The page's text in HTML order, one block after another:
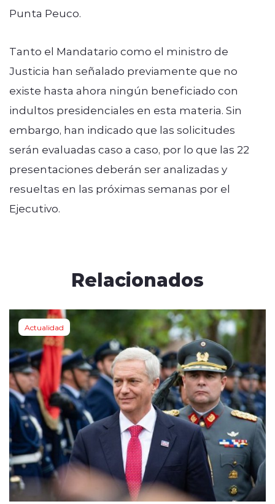
Punta Peuco.
Tanto el Mandatario como el ministro de
Justicia han señalado previamente que no
existe hasta ahora ningún beneficiado con
indultos presidenciales en esta materia. Sin
embargo, han indicado que las solicitudes
serán evaluadas caso a caso, por lo que las 22
presentaciones deberán ser analizadas y
resueltas en las próximas semanas por el
Ejecutivo.
Relacionados
Actualidad